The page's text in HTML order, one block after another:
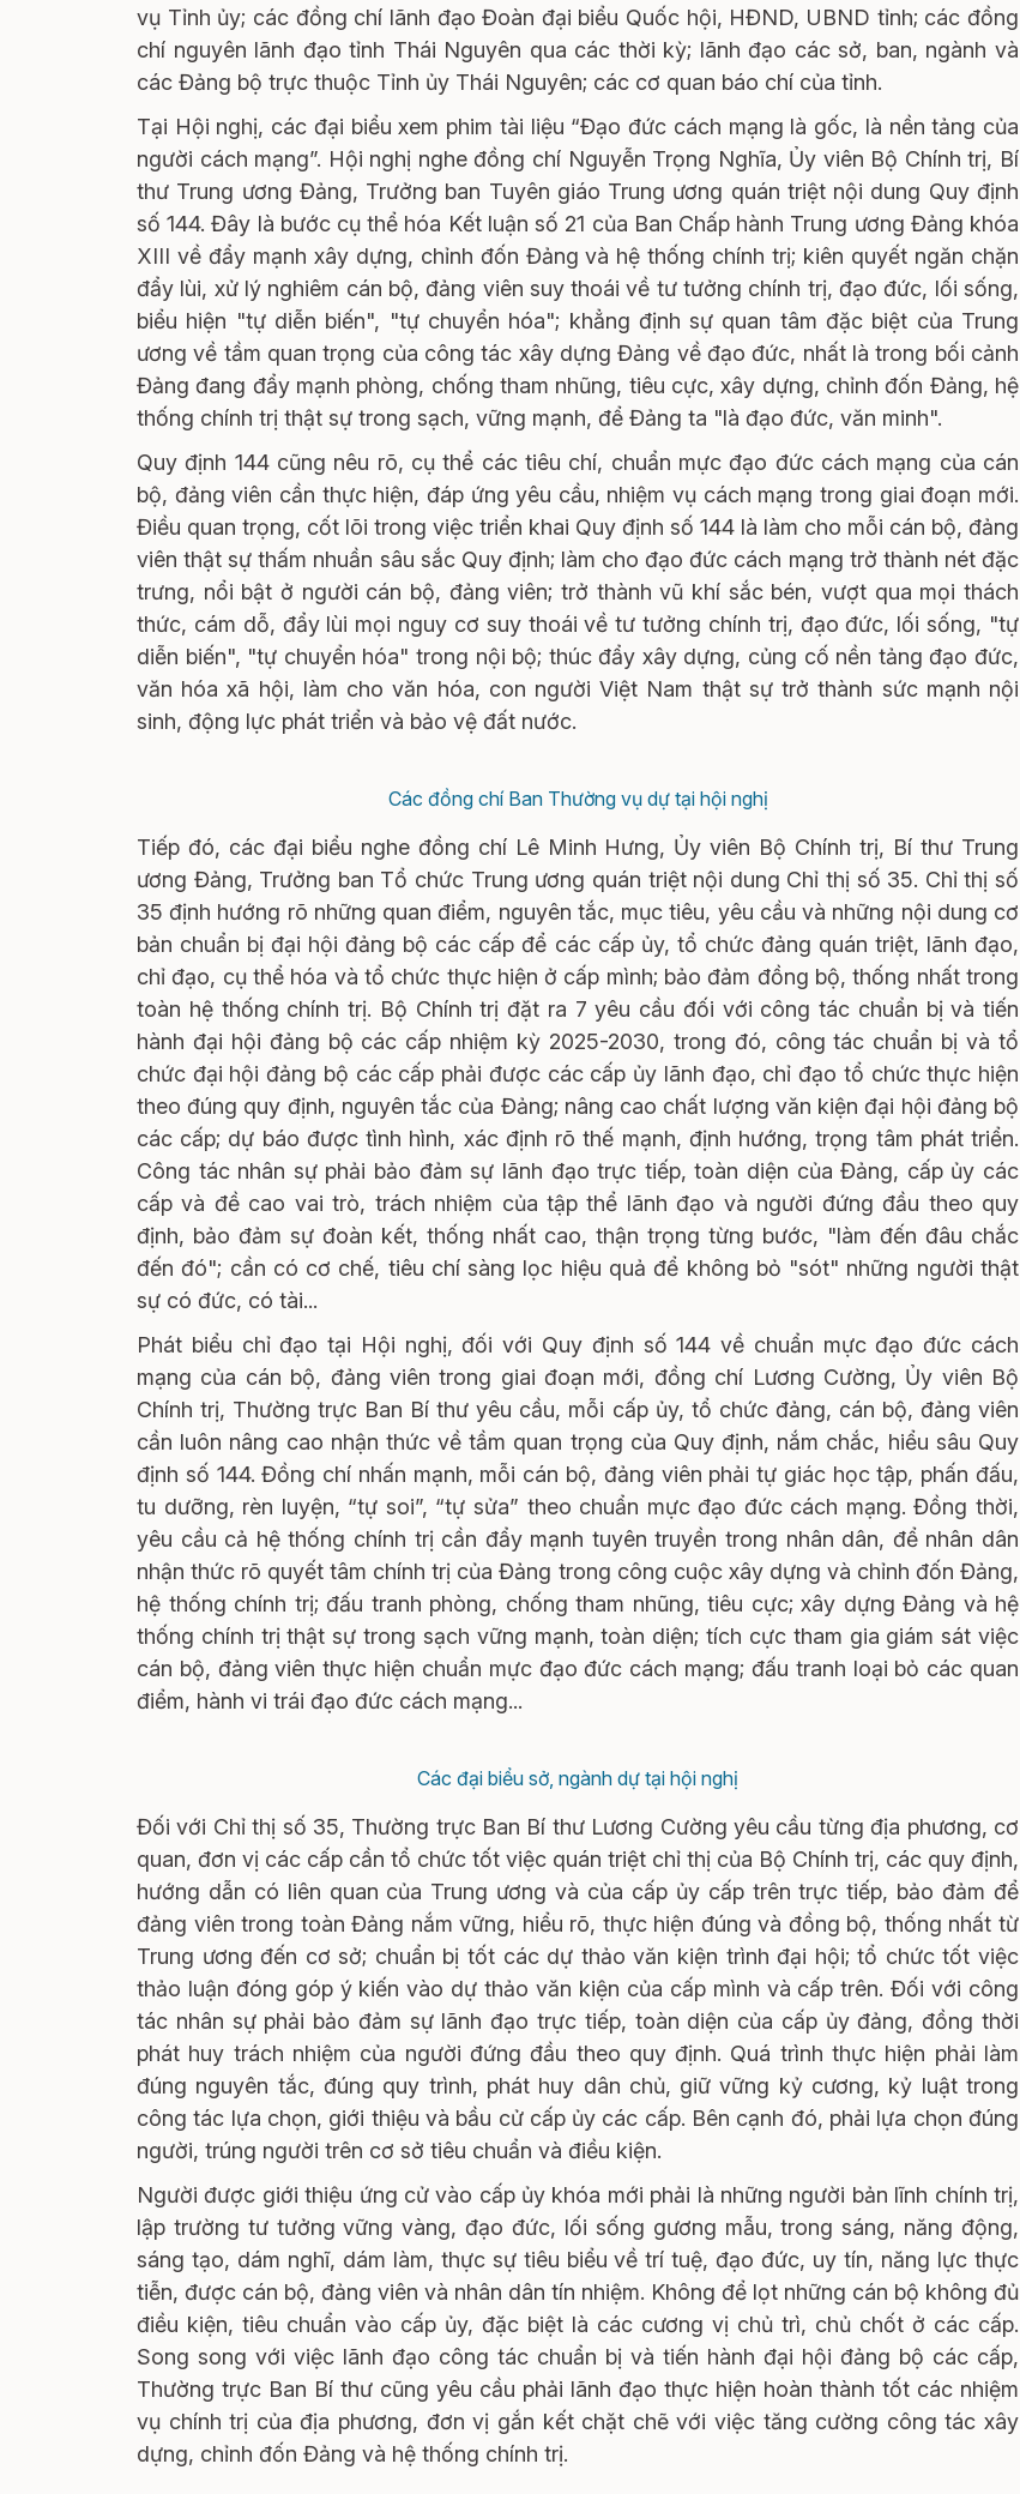
vụ Tỉnh ủy; các đồng chí lãnh đạo Đoàn đại biểu Quốc hội, HĐND, UBND tỉnh; các đồng
chí nguyên lãnh đạo tỉnh Thái Nguyên qua các thời kỳ; lãnh đạo các sở, ban, ngành và
các Đảng bộ trực thuộc Tỉnh ủy Thái Nguyên; các cơ quan báo chí của tỉnh.
Tại Hội nghị, các đại biểu xem phim tài liệu “Đạo đức cách mạng là gốc, là nền tảng của
người cách mạng”. Hội nghị nghe đồng chí Nguyễn Trọng Nghĩa, Ủy viên Bộ Chính trị, Bí
thư Trung ương Đảng, Trưởng ban Tuyên giáo Trung ương quán triệt nội dung Quy định
số 144. Đây là bước cụ thể hóa Kết luận số 21 của Ban Chấp hành Trung ương Đảng khóa
XIII về đẩy mạnh xây dựng, chỉnh đốn Đảng và hệ thống chính trị; kiên quyết ngăn chặn
đẩy lùi, xử lý nghiêm cán bộ, đảng viên suy thoái về tư tưởng chính trị, đạo đức, lối sống,
biểu hiện "tự diễn biến", "tự chuyển hóa"; khẳng định sự quan tâm đặc biệt của Trung
ương về tầm quan trọng của công tác xây dựng Đảng về đạo đức, nhất là trong bối cảnh
Đảng đang đẩy mạnh phòng, chống tham nhũng, tiêu cực, xây dựng, chỉnh đốn Đảng, hệ
thống chính trị thật sự trong sạch, vững mạnh, để Đảng ta "là đạo đức, văn minh".
Quy định 144 cũng nêu rõ, cụ thể các tiêu chí, chuẩn mực đạo đức cách mạng của cán
bộ, đảng viên cần thực hiện, đáp ứng yêu cầu, nhiệm vụ cách mạng trong giai đoạn mới.
Điều quan trọng, cốt lõi trong việc triển khai Quy định số 144 là làm cho mỗi cán bộ, đảng
viên thật sự thấm nhuần sâu sắc Quy định; làm cho đạo đức cách mạng trở thành nét đặc
trưng, nổi bật ở người cán bộ, đảng viên; trở thành vũ khí sắc bén, vượt qua mọi thách
thức, cám dỗ, đẩy lùi mọi nguy cơ suy thoái về tư tưởng chính trị, đạo đức, lối sống, "tự
diễn biến", "tự chuyển hóa" trong nội bộ; thúc đẩy xây dựng, củng cố nền tảng đạo đức,
văn hóa xã hội, làm cho văn hóa, con người Việt Nam thật sự trở thành sức mạnh nội
sinh, động lực phát triển và bảo vệ đất nước.
Các đồng chí Ban Thường vụ dự tại hội nghị
Tiếp đó, các đại biểu nghe đồng chí Lê Minh Hưng, Ủy viên Bộ Chính trị, Bí thư Trung
ương Đảng, Trưởng ban Tổ chức Trung ương quán triệt nội dung Chỉ thị số 35. Chỉ thị số
35 định hướng rõ những quan điểm, nguyên tắc, mục tiêu, yêu cầu và những nội dung cơ
bản chuẩn bị đại hội đảng bộ các cấp để các cấp ủy, tổ chức đảng quán triệt, lãnh đạo,
chỉ đạo, cụ thể hóa và tổ chức thực hiện ở cấp mình; bảo đảm đồng bộ, thống nhất trong
toàn hệ thống chính trị. Bộ Chính trị đặt ra 7 yêu cầu đối với công tác chuẩn bị và tiến
hành đại hội đảng bộ các cấp nhiệm kỳ 2025-2030, trong đó, công tác chuẩn bị và tổ
chức đại hội đảng bộ các cấp phải được các cấp ủy lãnh đạo, chỉ đạo tổ chức thực hiện
theo đúng quy định, nguyên tắc của Đảng; nâng cao chất lượng văn kiện đại hội đảng bộ
các cấp; dự báo được tình hình, xác định rõ thế mạnh, định hướng, trọng tâm phát triển.
Công tác nhân sự phải bảo đảm sự lãnh đạo trực tiếp, toàn diện của Đảng, cấp ủy các
cấp và đề cao vai trò, trách nhiệm của tập thể lãnh đạo và người đứng đầu theo quy
định, bảo đảm sự đoàn kết, thống nhất cao, thận trọng từng bước, "làm đến đâu chắc
đến đó"; cần có cơ chế, tiêu chí sàng lọc hiệu quả để không bỏ "sót" những người thật
sự có đức, có tài...
Phát biểu chỉ đạo tại Hội nghị, đối với Quy định số 144 về chuẩn mực đạo đức cách
mạng của cán bộ, đảng viên trong giai đoạn mới, đồng chí Lương Cường, Ủy viên Bộ
Chính trị, Thường trực Ban Bí thư yêu cầu, mỗi cấp ủy, tổ chức đảng, cán bộ, đảng viên
cần luôn nâng cao nhận thức về tầm quan trọng của Quy định, nắm chắc, hiểu sâu Quy
định số 144. Đồng chí nhấn mạnh, mỗi cán bộ, đảng viên phải tự giác học tập, phấn đấu,
tu dưỡng, rèn luyện, “tự soi”, “tự sửa” theo chuẩn mực đạo đức cách mạng. Đồng thời,
yêu cầu cả hệ thống chính trị cần đẩy mạnh tuyên truyền trong nhân dân, để nhân dân
nhận thức rõ quyết tâm chính trị của Đảng trong công cuộc xây dựng và chỉnh đốn Đảng,
hệ thống chính trị; đấu tranh phòng, chống tham nhũng, tiêu cực; xây dựng Đảng và hệ
thống chính trị thật sự trong sạch vững mạnh, toàn diện; tích cực tham gia giám sát việc
cán bộ, đảng viên thực hiện chuẩn mực đạo đức cách mạng; đấu tranh loại bỏ các quan
điểm, hành vi trái đạo đức cách mạng...
Các đại biểu sở, ngành dự tại hội nghị
Đối với Chỉ thị số 35, Thường trực Ban Bí thư Lương Cường yêu cầu từng địa phương, cơ
quan, đơn vị các cấp cần tổ chức tốt việc quán triệt chỉ thị của Bộ Chính trị, các quy định,
hướng dẫn có liên quan của Trung ương và của cấp ủy cấp trên trực tiếp, bảo đảm để
đảng viên trong toàn Đảng nắm vững, hiểu rõ, thực hiện đúng và đồng bộ, thống nhất từ
Trung ương đến cơ sở; chuẩn bị tốt các dự thảo văn kiện trình đại hội; tổ chức tốt việc
thảo luận đóng góp ý kiến vào dự thảo văn kiện của cấp mình và cấp trên. Đối với công
tác nhân sự phải bảo đảm sự lãnh đạo trực tiếp, toàn diện của cấp ủy đảng, đồng thời
phát huy trách nhiệm của người đứng đầu theo quy định. Quá trình thực hiện phải làm
đúng nguyên tắc, đúng quy trình, phát huy dân chủ, giữ vững kỷ cương, kỷ luật trong
công tác lựa chọn, giới thiệu và bầu cử cấp ủy các cấp. Bên cạnh đó, phải lựa chọn đúng
người, trúng người trên cơ sở tiêu chuẩn và điều kiện.
Người được giới thiệu ứng cử vào cấp ủy khóa mới phải là những người bản lĩnh chính trị,
lập trường tư tưởng vững vàng, đạo đức, lối sống gương mẫu, trong sáng, năng động,
sáng tạo, dám nghĩ, dám làm, thực sự tiêu biểu về trí tuệ, đạo đức, uy tín, năng lực thực
tiễn, được cán bộ, đảng viên và nhân dân tín nhiệm. Không để lọt những cán bộ không đủ
điều kiện, tiêu chuẩn vào cấp ủy, đặc biệt là các cương vị chủ trì, chủ chốt ở các cấp.
Song song với việc lãnh đạo công tác chuẩn bị và tiến hành đại hội đảng bộ các cấp,
Thường trực Ban Bí thư cũng yêu cầu phải lãnh đạo thực hiện hoàn thành tốt các nhiệm
vụ chính trị của địa phương, đơn vị gắn kết chặt chẽ với việc tăng cường công tác xây
dựng, chỉnh đốn Đảng và hệ thống chính trị.